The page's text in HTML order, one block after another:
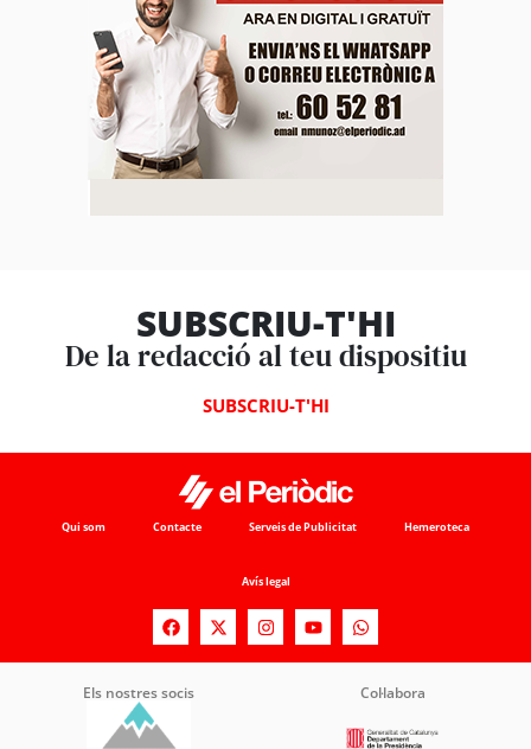
SUBSCRIU-T'HI
De la redacció al teu dispositiu
SUBSCRIU-T'HI
Qui som Contacte Serveis de Publicitat Hemeroteca
Avís legal
Els nostres socis Col·labora